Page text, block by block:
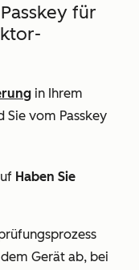
für
in Ihrem
vom Passkey
Haben Sie
Gerät ab, bei